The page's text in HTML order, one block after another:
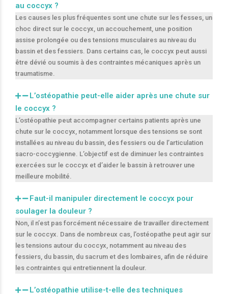
au coccyx ?
Les causes les plus fréquentes sont une chute sur les fesses, un
choc direct sur le coccyx, un accouchement, une position
assise prolongée ou des tensions musculaires au niveau du
bassin et des fessiers. Dans certains cas, le coccyx peut aussi
être dévié ou soumis à des contraintes mécaniques après un
traumatisme.
L’ostéopathie peut-elle aider après une chute sur
le coccyx ?
L’ostéopathie peut accompagner certains patients après une
chute sur le coccyx, notamment lorsque des tensions se sont
installées au niveau du bassin, des fessiers ou de l’articulation
sacro-coccygienne. L’objectif est de diminuer les contraintes
exercées sur le coccyx et d’aider le bassin à retrouver une
meilleure mobilité.
Faut-il manipuler directement le coccyx pour
soulager la douleur ?
Non, il n’est pas forcément nécessaire de travailler directement
sur le coccyx. Dans de nombreux cas, l’ostéopathe peut agir sur
les tensions autour du coccyx, notamment au niveau des
fessiers, du bassin, du sacrum et des lombaires, afin de réduire
les contraintes qui entretiennent la douleur.
L’ostéopathie utilise-t-elle des techniques